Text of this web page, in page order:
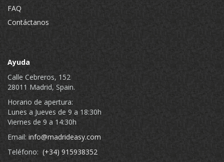
FAQ
Contáctanos
Ayuda
Calle Cebreros, 152
28011 Madrid, Spain.
Horario de apertura:
Lunes a Jueves de 9 a 18:30h
Viernes de 9 a 14:30h
Email: info@madrideasy.com
Teléfono: (+34) 915938352